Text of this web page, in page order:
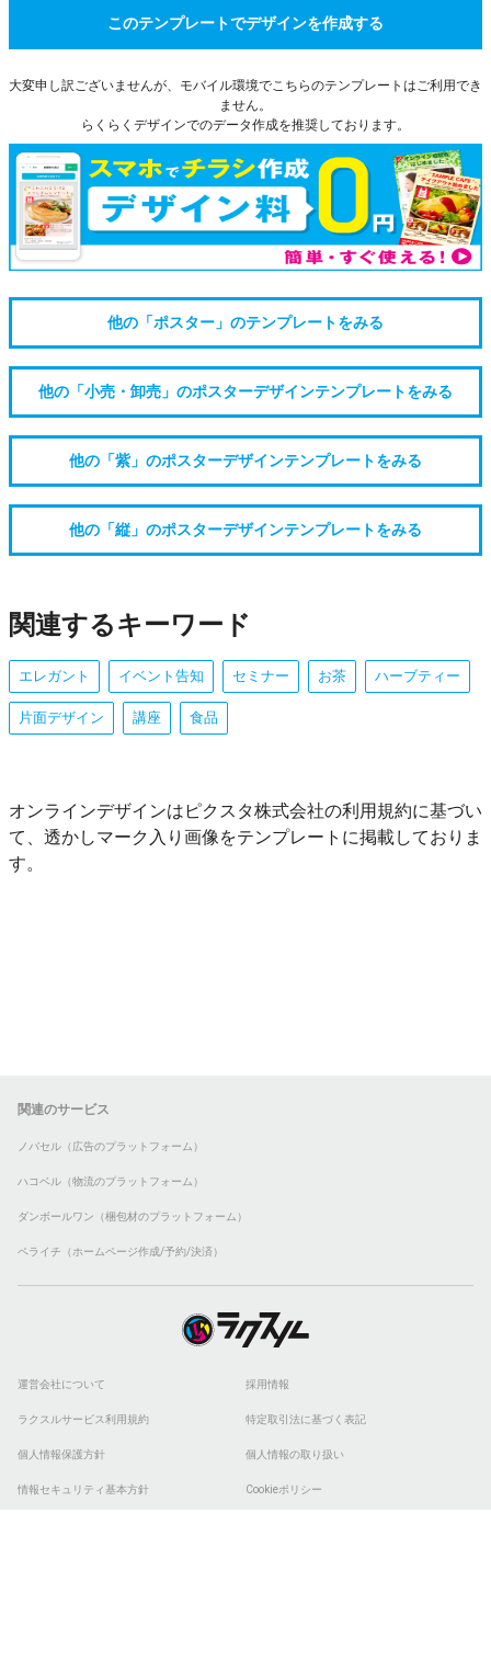
このテンプレートでデザインを作成する
大変申し訳ございませんが、モバイル環境でこちらのテンプレートはご利用でき
ません。
らくらくデザインでのデータ作成を推奨しております。
他の「ポスター」のテンプレートをみる
他の「小売・卸売」のポスターデザインテンプレートをみる
他の「紫」のポスターデザインテンプレートをみる
他の「縦」のポスターデザインテンプレートをみる
関連するキーワード
エレガント イベント告知 セミナー お茶 ハーブティー
片面デザイン 講座 食品
オンラインデザインはピクスタ株式会社の利用規約に基づい
て、透かしマーク入り画像をテンプレートに掲載しておりま
す。
関連のサービス
ノバセル（広告のプラットフォーム）
ハコベル（物流のプラットフォーム）
ダンボールワン（梱包材のプラットフォーム）
ペライチ（ホームページ作成/予約/決済）
運営会社について 採用情報
ラクスルサービス利用規約 特定取引法に基づく表記
個人情報保護方針 個人情報の取り扱い
情報セキュリティ基本方針 Cookieポリシー